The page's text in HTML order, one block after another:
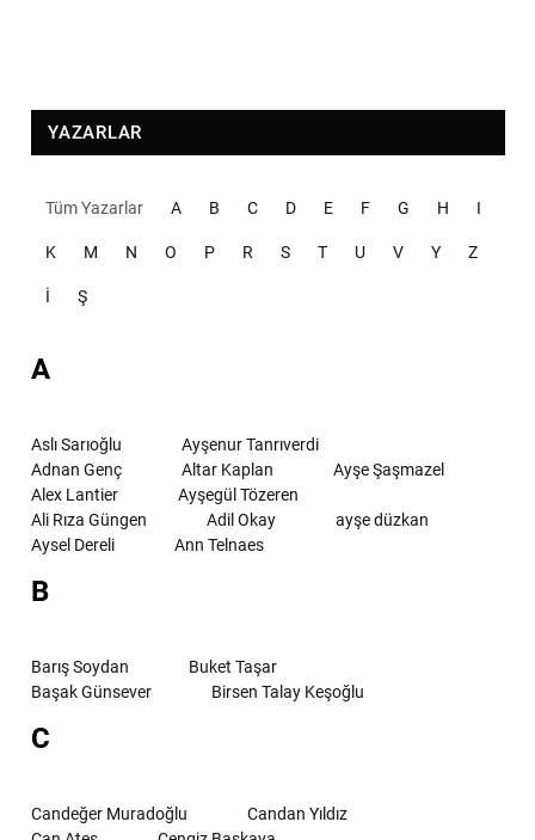
YAZARLAR
Tüm Yazarlar A B C D E F G H I
K M N O P R S T U V Y Z
İ Ş
A
Aslı Sarıoğlu
Ayşenur Tanrıverdi
Adnan Genç
Altar Kaplan
Ayşe Şaşmazel
Alex Lantier
Ayşegül Tözeren
Ali Rıza Güngen
Adil Okay
ayşe düzkan
Aysel Dereli
Ann Telnaes
B
Barış Soydan
Buket Taşar
Başak Günsever
Birsen Talay Keşoğlu
C
Candeğer Muradoğlu
Candan Yıldız